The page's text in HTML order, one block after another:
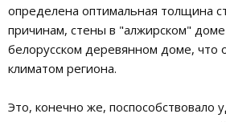
определена оптимальная толщина
причинам, стены в "алжирском"
белорусском деревянном доме, что
климатом региона.
Это, конечно же, поспособствовало